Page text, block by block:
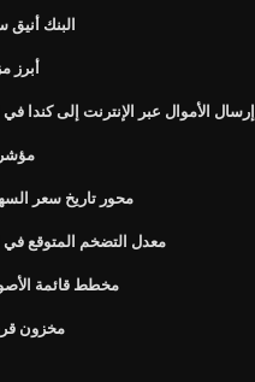
البنك أنيق
أبرز
إرسال الأموال عبر الإنترنت إلى كندا
محور تاريخ سعر
معدل التضخم المتوقع في
مخطط قائمة
مخزون